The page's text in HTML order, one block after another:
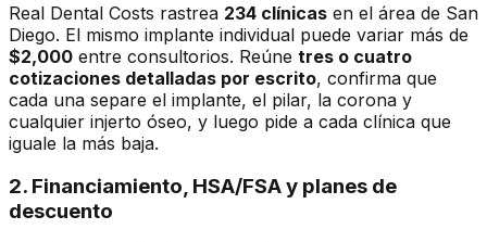
Real Dental Costs rastrea 234 clínicas en el área de San
Diego. El mismo implante individual puede variar más de
$2,000 entre consultorios. Reúne tres o cuatro
cotizaciones detalladas por escrito, confirma que
cada una separe el implante, el pilar, la corona y
cualquier injerto óseo, y luego pide a cada clínica que
iguale la más baja.
2. Financiamiento, HSA/FSA y planes de
descuento